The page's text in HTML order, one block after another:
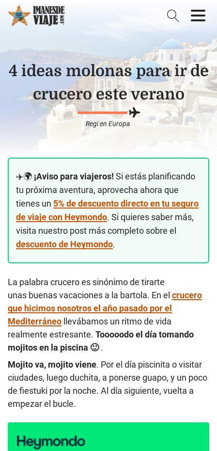
4 ideas molonas para ir de
crucero este verano
Regien Europa
✈️🌍 ¡Aviso para viajeros! Si estás planificando
tu próxima aventura, aprovecha ahora que
tienes un 5% de descuento directo en tu seguro
de viaje con Heymondo. Si quieres saber más,
visita nuestro post más completo sobre el
descuento de Heymondo.
La palabra crucero es sinónimo de tirarte
unas buenas vacaciones a la bartola. En el crucero
que hicimos nosotros el año pasado por el
Mediterráneo llevábamos un ritmo de vida
realmente estresante. Tooooodo el día tomando
mojitos en la piscina 🙂.
Mojito va, mojito viene. Por el día piscinita o visitar
ciudades, luego duchita, a ponerse guapo, y un poco
de fiestuki por la noche. Al día siguiente, vuelta a
empezar el bucle.